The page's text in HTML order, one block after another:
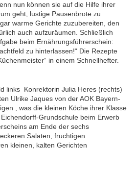
nun können sie auf die Hilfe ihrer
geht, lustige Pausenbrote zu
warme Gerichte zuzubereiten, den
auch aufzuräumen. Schließlich
beim Ernährungsführerschein:
zu hinterlassen!“ Die Rezepte
in einem Schnellhefter.
links Konrektorin Julia Heres (rechts)
Ulrike Jaques von der AOK Bayern-
, was die kleinen Köche ihrer Klasse
Grundschule beim Erwerb
am Ende der sechs
Salaten, fruchtigen
kleinen, kalten Gerichten